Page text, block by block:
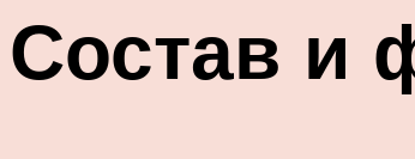
Состав и